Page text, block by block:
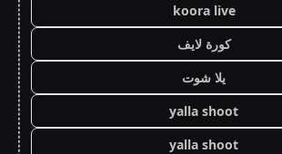
koora live
كورة لايف
يلا شوت
yalla shoot
yalla shoot